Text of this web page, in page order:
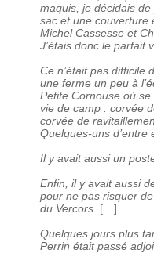
maquis, je décidais
sac et une couverture
Michel Cassesse et
J’étais donc le parfait
Ce n’était pas difficile
une ferme un peu à
Petite Cornouse où
vie de camp : corvée
corvée de
Quelques-uns
Il y avait aussi un
Enfin, il y avait aussi
pour ne pas risquer
du Vercors. […]
Quelques jours plus
Perrin était passé